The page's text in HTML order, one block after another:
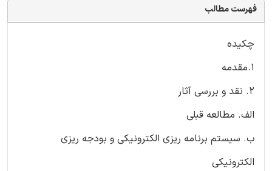
فهرست مطالب
چکیده
1.مقدمه
2. نقد و بررسی آثار
الف. مطالعه قبلی
ب. سیستم برنامه ریزی الکترونیکی و بودجه ریزی
الکترونیکی